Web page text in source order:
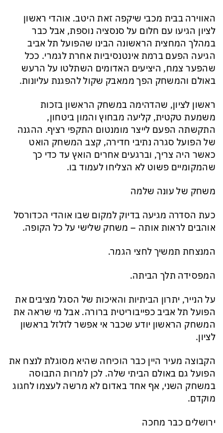
האווירה בבית מכבי שיקפה זאת היטב. אוהדי ראשון
לציון הגיעו עם חלום על סנסציה נוספת, אבל כבר
במהלך המחצית הראשונה הבינו שהפועל תל אביב
הגיעה הפעם ברמת אינטנסיביות אחרת לגמרי. ככל
שהפער צמח, היציעים האדומים השתלטו על הרעש
באולם והמשחק הפך ממאבק שקול להפגנת עליונות.
ראשון לציון, שהדהימה במשחק הראשון בזכות
משמעת טקטית, קליעה מבחוץ והמון ביטחון,
התקשתה הפעם לייצר מומנטום התקפי רציף. ההגנה
של הפועל סגרה נתיבי חדירה, קצב המשחק הואט
כאשר היה צריך, וברגעים אחרים הואץ עד כדי כך
שהמקומיים פשוט לא הצליחו לעמוד בו.
משחק של עונה שלמה
כעת הסדרה מגיעה בדיוק למקום שבו אוהדי הכדורסל
אוהבים לראות אותה – משחק שלישי על כל הקופה.
המנצחת תמשיך לחצי הגמר.
המפסידה תלך הביתה.
על הנייר, יתרון הביתיות והאיכות של הסגל מציבים את
הפועל תל אביב כפייבוריטית ברורה. אבל מי שראה את
המשחק הראשון יודע שכבר אי אפשר לזלזל בראשון
לציון.
הקבוצה מעיר היין כבר הוכיחה שהיא מסוגלת לנצח את
הפועל גם באולם הביתי שלה. לכן למרות התבוסה
במשחק השני, אף אחד באדום לא מרשה לעצמו לחגוג
מוקדם.
ירושלים כבר מחכה